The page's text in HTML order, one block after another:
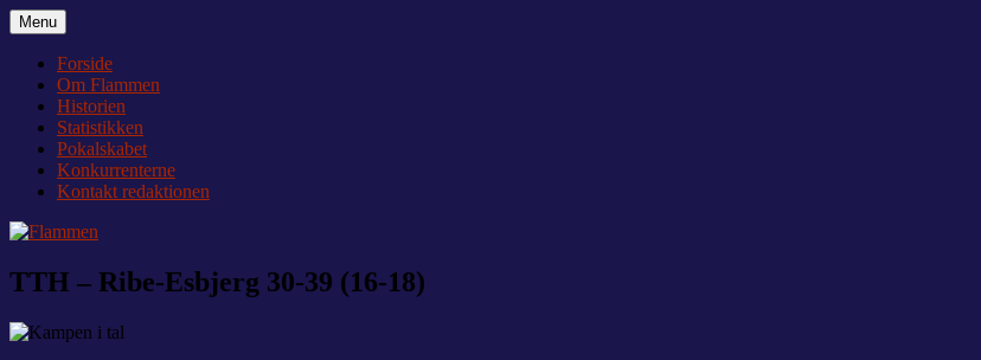
Videre
til
indhold
Flammen
Nyheder og debat om Team Tvis Holstebro
Menu
Forside
Om Flammen
Historien
Statistikken
Pokalskabet
Konkurrenterne
Kontakt redaktionen
TTH – Ribe-Esbjerg 30-39 (16-18)